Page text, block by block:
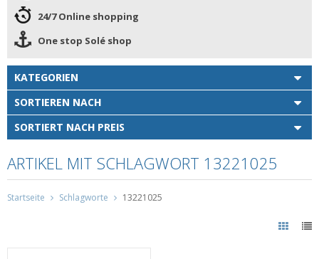
24/7 Online shopping
One stop Solé shop
KATEGORIEN
SORTIEREN NACH
SORTIERT NACH PREIS
ARTIKEL MIT SCHLAGWORT 13221025
Startseite Schlagworte 13221025